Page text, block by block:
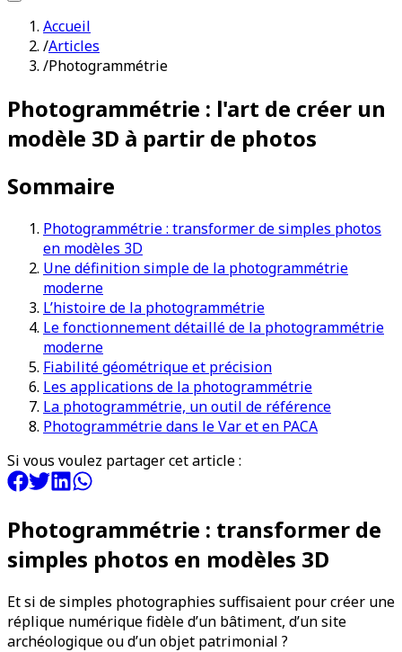
Accueil
/Articles
/Photogrammétrie
Photogrammétrie : l'art de créer un
modèle 3D à partir de photos
Sommaire
Photogrammétrie : transformer de simples photos
en modèles 3D
Une définition simple de la photogrammétrie
moderne
L’histoire de la photogrammétrie
Le fonctionnement détaillé de la photogrammétrie
moderne
Fiabilité géométrique et précision
Les applications de la photogrammétrie
La photogrammétrie, un outil de référence
Photogrammétrie dans le Var et en PACA
Si vous voulez partager cet article :
Photogrammétrie : transformer de
simples photos en modèles 3D
Et si de simples photographies suffisaient pour créer une
réplique numérique fidèle d’un bâtiment, d’un site
archéologique ou d’un objet patrimonial ?